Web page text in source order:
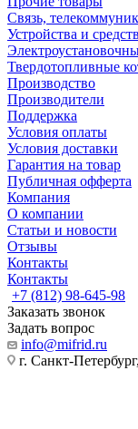
Связь,
Устройства и
Твердотопливные
Производство
Производители
Поддержка
Условия оплаты
Условия доставки
Гарантия на товар
Публичная офферта
Компания
О компании
Статьи и новости
Отзывы
Контакты
Контакты
+7 (812) 98-645-98
Заказать звонок
Задать вопрос
info@mifrid.ru
г. Санкт-